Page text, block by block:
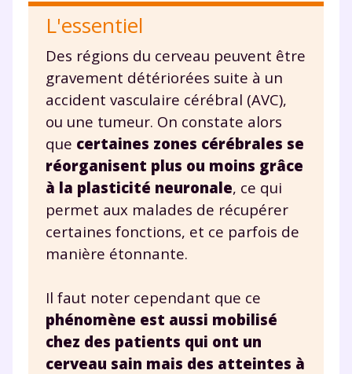
L'essentiel
Des régions du cerveau peuvent être
gravement détériorées suite à un
accident vasculaire cérébral (AVC),
ou une tumeur. On constate alors
que certaines zones cérébrales se
réorganisent plus ou moins grâce
à la plasticité neuronale, ce qui
permet aux malades de récupérer
certaines fonctions, et ce parfois de
manière étonnante.
Il faut noter cependant que ce
phénomène est aussi mobilisé
chez des patients qui ont un
cerveau sain mais des atteintes à
TESTER GRATUITEMENT
renseignant votre e-mail, vous consentez à ce que vos
données à caractère personnel soient traitées par SEJER, sous
la marque myMaxicours, afin que SEJER puisse vous donner
accès au service de soutien scolaire pendant 24h. Pour en
savoir plus sur la gestion de vos données personnelles et
pour exercer vos droits, vous pouvez consulternotre
charte
J’accepte de recevoir les actualités et des
communications de la part de
myMaxicours.
Votre adresse e-mail sera exclusivement utilisée pour
désinscription présent dans chaque newsletter. Pour
en savoir plus sur la gestion de vos données
personnelles et pour exercer vos droits, vous pouvez
consulternotre charte.